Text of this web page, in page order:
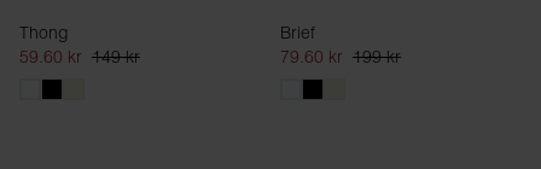
Thong
59.60 kr 149 kr
Brief
79.60 kr 199 kr